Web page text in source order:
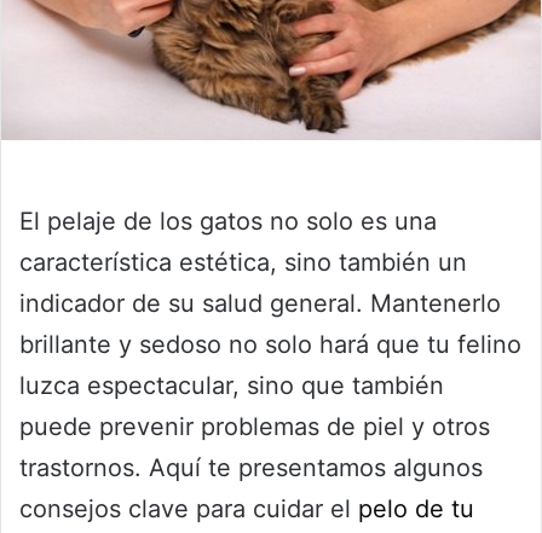
El pelaje de los gatos no solo es una
característica estética, sino también un
indicador de su salud general. Mantenerlo
brillante y sedoso no solo hará que tu felino
luzca espectacular, sino que también
puede prevenir problemas de piel y otros
trastornos. Aquí te presentamos algunos
consejos clave para cuidar el pelo de tu